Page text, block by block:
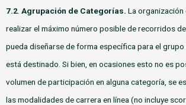
7.2 Agrupación de Categorías. La
realizar el máximo número posible de recorridos
pueda diseñarse de forma específica para el
está destinado. Si bien, en ocasiones esto no es
volumen de participación en alguna categoría, se
las modalidades de carrera en línea (no incluye